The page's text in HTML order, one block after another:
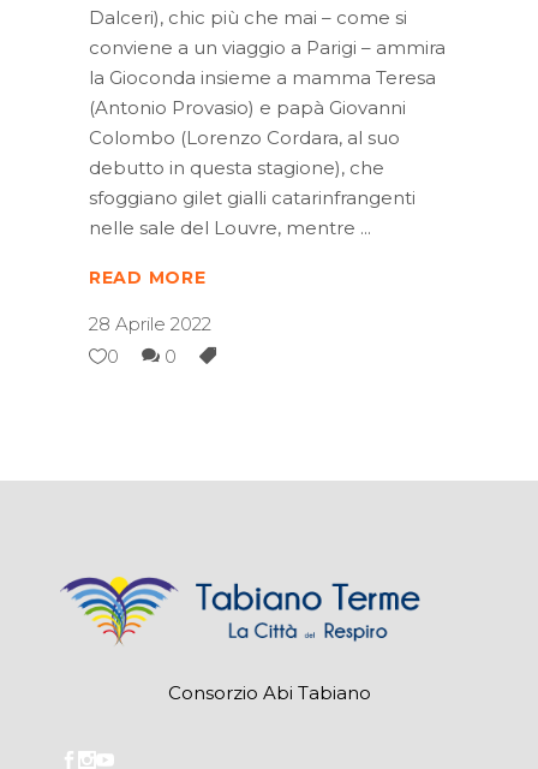
Dalceri), chic più che mai – come si
conviene a un viaggio a Parigi – ammira
la Gioconda insieme a mamma Teresa
(Antonio Provasio) e papà Giovanni
Colombo (Lorenzo Cordara, al suo
debutto in questa stagione), che
sfoggiano gilet gialli catarinfrangenti
nelle sale del Louvre, mentre
READ MORE
28 Aprile 2022
0
0
Consorzio Abi Tabiano